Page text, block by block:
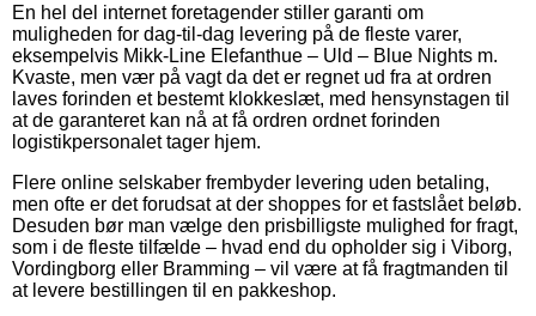
En hel del internet foretagender stiller garanti om
muligheden for dag-til-dag levering på de fleste varer,
eksempelvis Mikk-Line Elefanthue – Uld – Blue Nights m.
Kvaste, men vær på vagt da det er regnet ud fra at ordren
laves forinden et bestemt klokkeslæt, med hensynstagen til
at de garanteret kan nå at få ordren ordnet forinden
logistikpersonalet tager hjem.
Flere online selskaber frembyder levering uden betaling,
men ofte er det forudsat at der shoppes for et fastslået beløb.
Desuden bør man vælge den prisbilligste mulighed for fragt,
som i de fleste tilfælde – hvad end du opholder sig i Viborg,
Vordingborg eller Bramming – vil være at få fragtmanden til
at levere bestillingen til en pakkeshop.